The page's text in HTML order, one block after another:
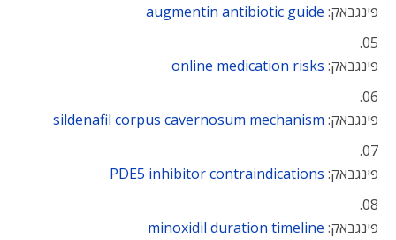
פינגבאק: augmentin antibiotic guide
פינגבאק: online medication risks
פינגבאק: sildenafil corpus cavernosum mechanism
פינגבאק: PDE5 inhibitor contraindications
פינגבאק: minoxidil duration timeline